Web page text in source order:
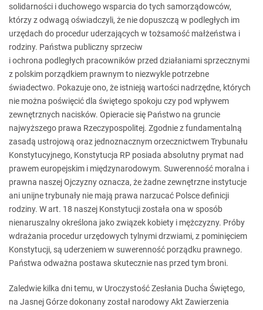
solidarności i duchowego wsparcia do tych samorządowców,
którzy z odwagą oświadczyli, że nie dopuszczą w podległych im
urzędach do procedur uderzających w tożsamość małżeństwa i
rodziny. Państwa publiczny sprzeciw
i ochrona podległych pracowników przed działaniami sprzecznymi
z polskim porządkiem prawnym to niezwykle potrzebne
świadectwo. Pokazuje ono, że istnieją wartości nadrzędne, których
nie można poświęcić dla świętego spokoju czy pod wpływem
zewnętrznych nacisków. Opieracie się Państwo na gruncie
najwyższego prawa Rzeczypospolitej. Zgodnie z fundamentalną
zasadą ustrojową oraz jednoznacznym orzecznictwem Trybunału
Konstytucyjnego, Konstytucja RP posiada absolutny prymat nad
prawem europejskim i międzynarodowym. Suwerenność moralna i
prawna naszej Ojczyzny oznacza, że żadne zewnętrzne instytucje
ani unijne trybunały nie mają prawa narzucać Polsce definicji
rodziny. W art. 18 naszej Konstytucji została ona w sposób
nienaruszalny określona jako związek kobiety i mężczyzny. Próby
wdrażania procedur urzędowych tylnymi drzwiami, z pominięciem
Konstytucji, są uderzeniem w suwerenność porządku prawnego.
Państwa odważna postawa skutecznie nas przed tym broni.
Zaledwie kilka dni temu, w Uroczystość Zesłania Ducha Świętego,
na Jasnej Górze dokonany został narodowy Akt Zawierzenia